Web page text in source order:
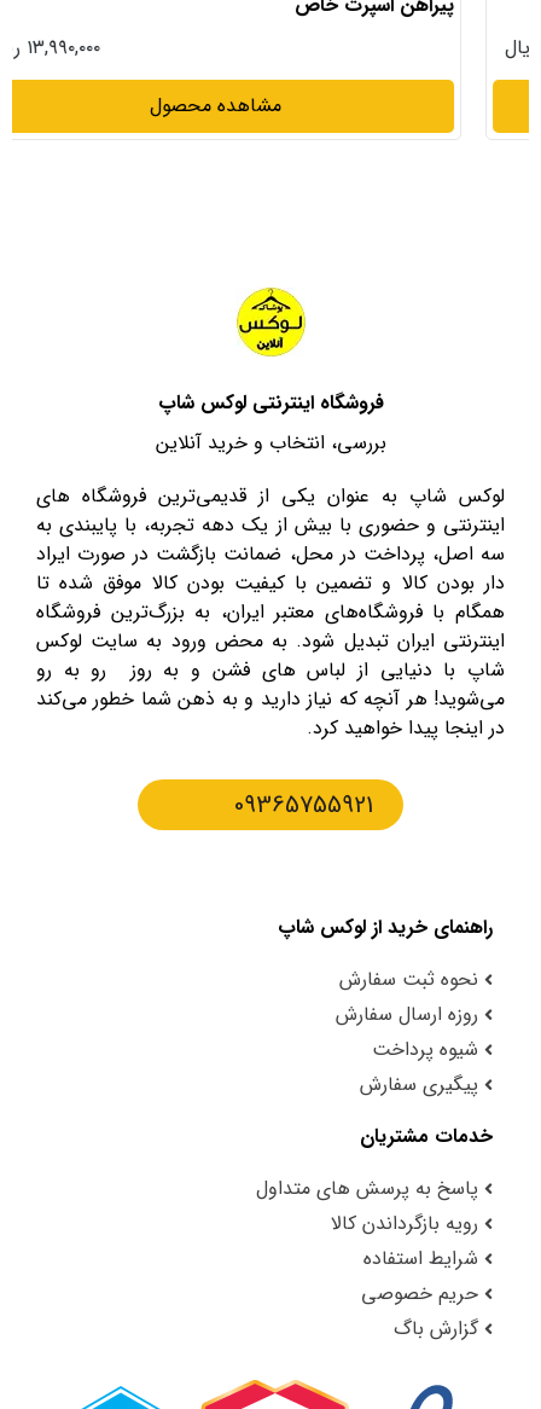
۱۳,۹۹۰,۰۰۰ ریال
مشاهده محصول
فروشگاه اینترنتی لوکس شاپ
بررسی، انتخاب و خرید آنلاین
لوکس شاپ به عنوان یکی از قدیمی‌ترین فروشگاه های
اینترنتی و حضوری با بیش از یک دهه تجربه، با پایبندی به
سه اصل، پرداخت در محل، ضمانت بازگشت در صورت ایراد
دار بودن کالا و تضمین با کیفیت بودن کالا موفق شده تا
همگام با فروشگاه‌های معتبر ایران، به بزرگ‌ترین فروشگاه
اینترنتی ایران تبدیل شود. به محض ورود به سایت لوکس
شاپ با دنیایی از لباس های فشن و به روز رو به رو
می‌شوید! هر آنچه که نیاز دارید و به ذهن شما خطور می‌کند
در اینجا پیدا خواهید کرد.
09365755921
راهنمای خرید از لوکس شاپ
نحوه ثبت سفارش
روزه ارسال سفارش
شیوه پرداخت
پیگیری سفارش
خدمات مشتریان
پاسخ به پرسش های متداول
رویه بازگرداندن کالا
شرایط استفاده
حریم خصوصی
گزارش باگ